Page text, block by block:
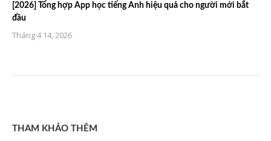
[2026] Tổng hợp App học tiếng Anh hiệu quả cho người mới bắt
đầu
Tháng 4 14, 2026
THAM KHẢO THÊM